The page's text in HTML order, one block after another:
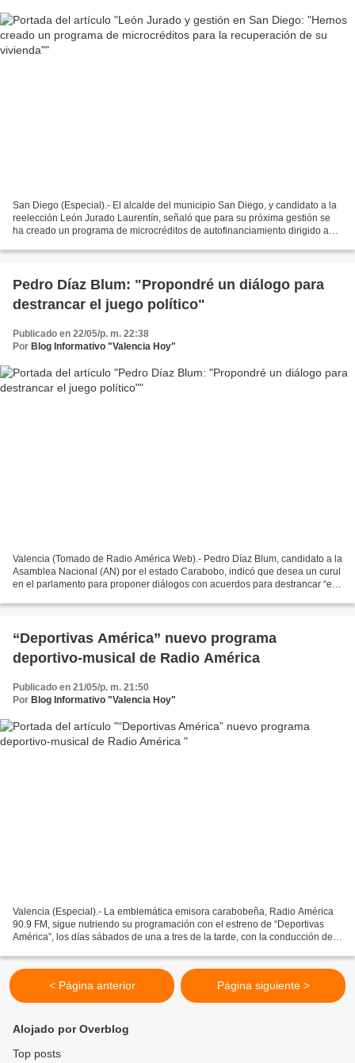
San Diego (Especial).- El alcalde del municipio San Diego, y candidato a la
reelección León Jurado Laurentín, señaló que para su próxima gestión se
ha creado un programa de microcréditos de autofinanciamiento dirigido a
Pedro Díaz Blum: "Propondré un diálogo para
destrancar el juego político"
Publicado en 22/05/p. m. 22:38
Por Blog Informativo "Valencia Hoy"
Valencia (Tomado de Radio América Web).- Pedro Díaz Blum, candidato a la
Asamblea Nacional (AN) por el estado Carabobo, indicó que desea un curul
en el parlamento para proponer diálogos con acuerdos para destrancar “el
“Deportivas América” nuevo programa
deportivo-musical de Radio América
Publicado en 21/05/p. m. 21:50
Por Blog Informativo "Valencia Hoy"
Valencia (Especial).- La emblemática emisora carabobeña, Radio América
90.9 FM, sigue nutriendo su programación con el estreno de “Deportivas
América”, los días sábados de una a tres de la tarde, con la conducción de
< Página anterior Página siguiente >
Alojado por Overblog
Top posts